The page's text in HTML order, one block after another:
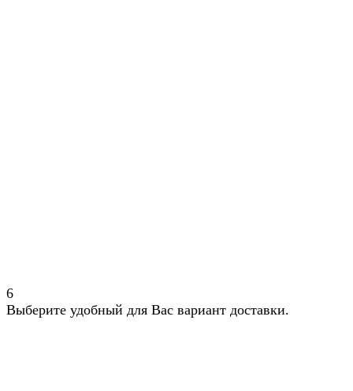
6
Выберите удобный для Вас вариант доставки.